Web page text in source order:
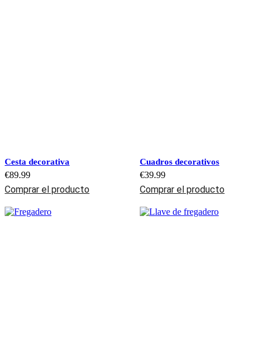
Cesta decorativa
€89.99
Comprar el producto
Cuadros decorativos
€39.99
Comprar el producto